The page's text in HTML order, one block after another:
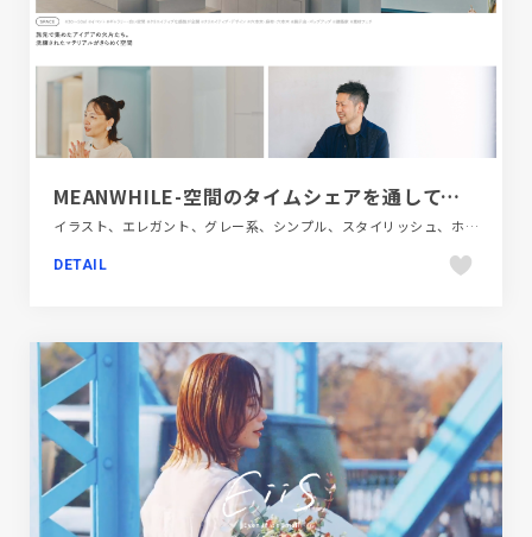
MEANWHILE-空間のタイムシェアを通して、新しいインスピレーションとつながりに出会う
イラスト、エレガント、グレー系、シンプル、スタイリッシュ、ホワイト系、大きめ写真、建設・住宅・不動産
DETAIL